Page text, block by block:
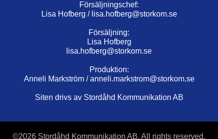
Försäljningschef:
Lisa Hofberg / lisa.hofberg@storkom.se
Försäljning:
Lisa Hofberg
lisa.hofberg@storkom.se
Produktion:
Anneli Markström /anneli.markstrom@storkom.se
Siten drivs av Stordåhd Kommunikation AB
©2026 Stordåhd Kommunikation AB, All rights reserved.